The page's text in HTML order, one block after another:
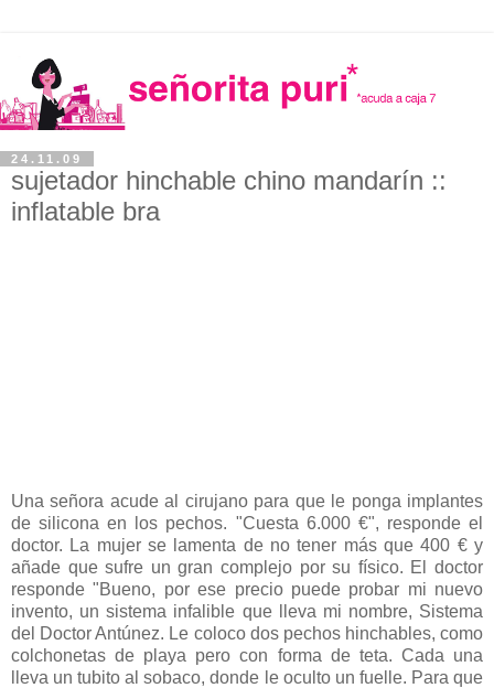
24.11.09
sujetador hinchable chino mandarín ::
inflatable bra
Una señora acude al cirujano para que le ponga implantes
de silicona en los pechos. "Cuesta 6.000 €", responde el
doctor. La mujer se lamenta de no tener más que 400 € y
añade que sufre un gran complejo por su físico. El doctor
responde "Bueno, por ese precio puede probar mi nuevo
invento, un sistema infalible que lleva mi nombre, Sistema
del Doctor Antúnez. Le coloco dos pechos hinchables, como
colchonetas de playa pero con forma de teta. Cada una
lleva un tubito al sobaco, donde le oculto un fuelle. Para que